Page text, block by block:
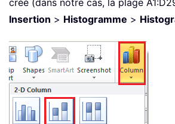
Insertion > Histogramme >